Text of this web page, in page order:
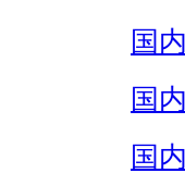
国
国
国